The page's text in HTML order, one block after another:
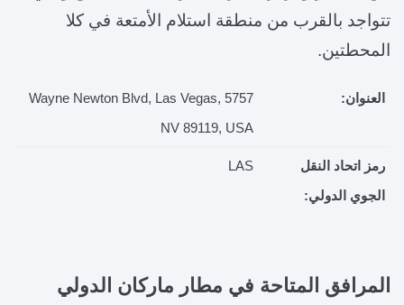
تتواجد بالقرب من منطقة استلام الأمتعة في كلا
المحطتين.
العنوان:
5757 Wayne Newton Blvd, Las Vegas,
NV 89119, USA
رمز اتحاد النقل
الجوي الدولي:
LAS
المرافق المتاحة في مطار ماركان الدولي